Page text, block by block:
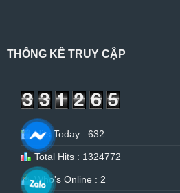
THỐNG KÊ TRUY CẬP
Hits Today : 632
Total Hits : 1324772
Who's Online : 2